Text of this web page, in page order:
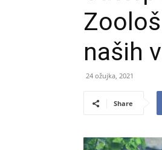
naših
24 ožujka, 2021
Share